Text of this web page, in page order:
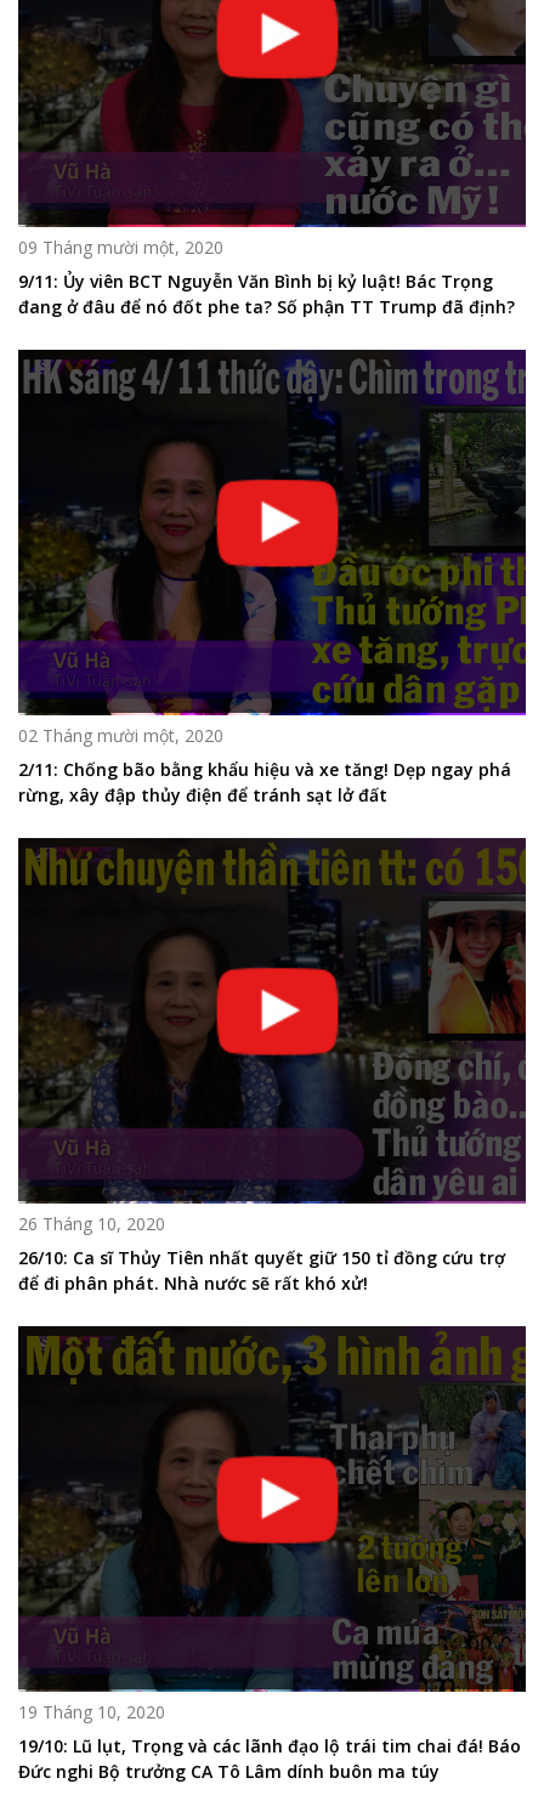
09 Tháng mười một, 2020
9/11: Ủy viên BCT Nguyễn Văn Bình bị kỷ luật! Bác Trọng
đang ở đâu để nó đốt phe ta? Số phận TT Trump đã định?
02 Tháng mười một, 2020
2/11: Chống bão bằng khẩu hiệu và xe tăng! Dẹp ngay phá
rừng, xây đập thủy điện để tránh sạt lở đất
26 Tháng 10, 2020
26/10: Ca sĩ Thủy Tiên nhất quyết giữ 150 tỉ đồng cứu trợ
để đi phân phát. Nhà nước sẽ rất khó xử!
19 Tháng 10, 2020
19/10: Lũ lụt, Trọng và các lãnh đạo lộ trái tim chai đá! Báo
Đức nghi Bộ trưởng CA Tô Lâm dính buôn ma túy